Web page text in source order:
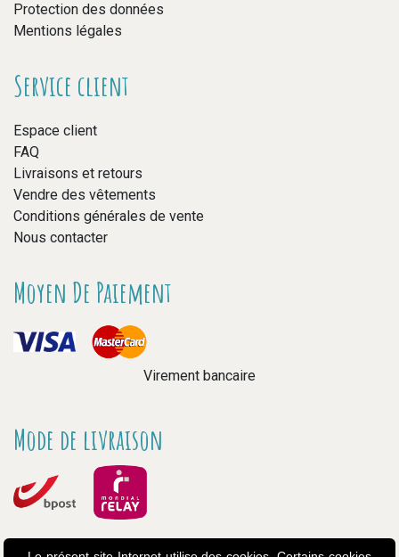
Protection des données
Mentions légales
Service client
Espace client
FAQ
Livraisons et retours
Vendre des vêtements
Conditions générales de vente
Nous contacter
Moyen De Paiement
Virement bancaire
Mode de livraison